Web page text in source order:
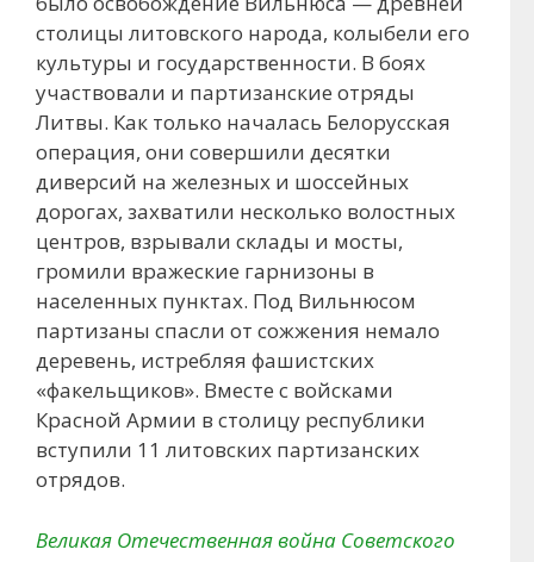
столицы литовского народа, колыбели его
культуры и государственности. В боях
участвовали и партизанские отряды
Литвы. Как только началась Белорусская
операция, они совершили десятки
диверсий на железных и шоссейных
дорогах, захватили несколько волостных
центров, взрывали склады и мосты,
громили вражеские гарнизоны в
населенных пунктах. Под Вильнюсом
партизаны спасли от сожжения немало
деревень, истребляя фашистских
«факельщиков». Вместе с войсками
Красной Армии в столицу республики
вступили 11 литовских партизанских
отрядов.
Великая Отечественная война Советского